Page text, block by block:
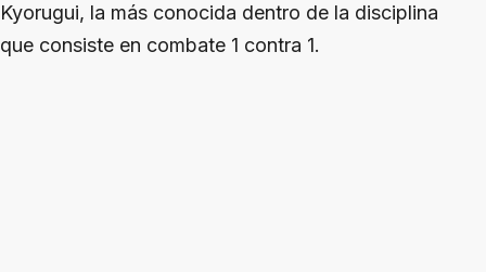
Kyorugui, la más conocida dentro de la disciplina
que consiste en combate 1 contra 1.